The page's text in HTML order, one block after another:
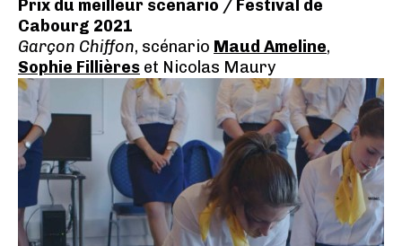
Prix du meilleur scénario / Festival de
Cabourg 2021
Garçon Chiffon, scénario Maud Ameline,
Sophie Fillières et Nicolas Maury